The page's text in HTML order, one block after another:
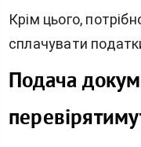
Крім цього,
сплачувати
Подача